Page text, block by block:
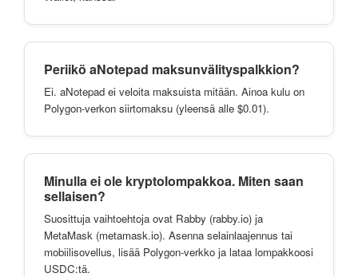
Periikö aNotepad maksunvälityspalkkion?
Ei. aNotepad ei veloita maksuista mitään. Ainoa kulu on
Polygon-verkon siirtomaksu (yleensä alle $0.01).
Minulla ei ole kryptolompakkoa. Miten saan
sellaisen?
Suosittuja vaihtoehtoja ovat Rabby (rabby.io) ja
MetaMask (metamask.io). Asenna selainlaajennus tai
mobiilisovellus, lisää Polygon-verkko ja lataa lompakkoosi
USDC:tä.